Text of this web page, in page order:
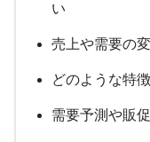
い
売上や需要の
どのような特
需要予測や販